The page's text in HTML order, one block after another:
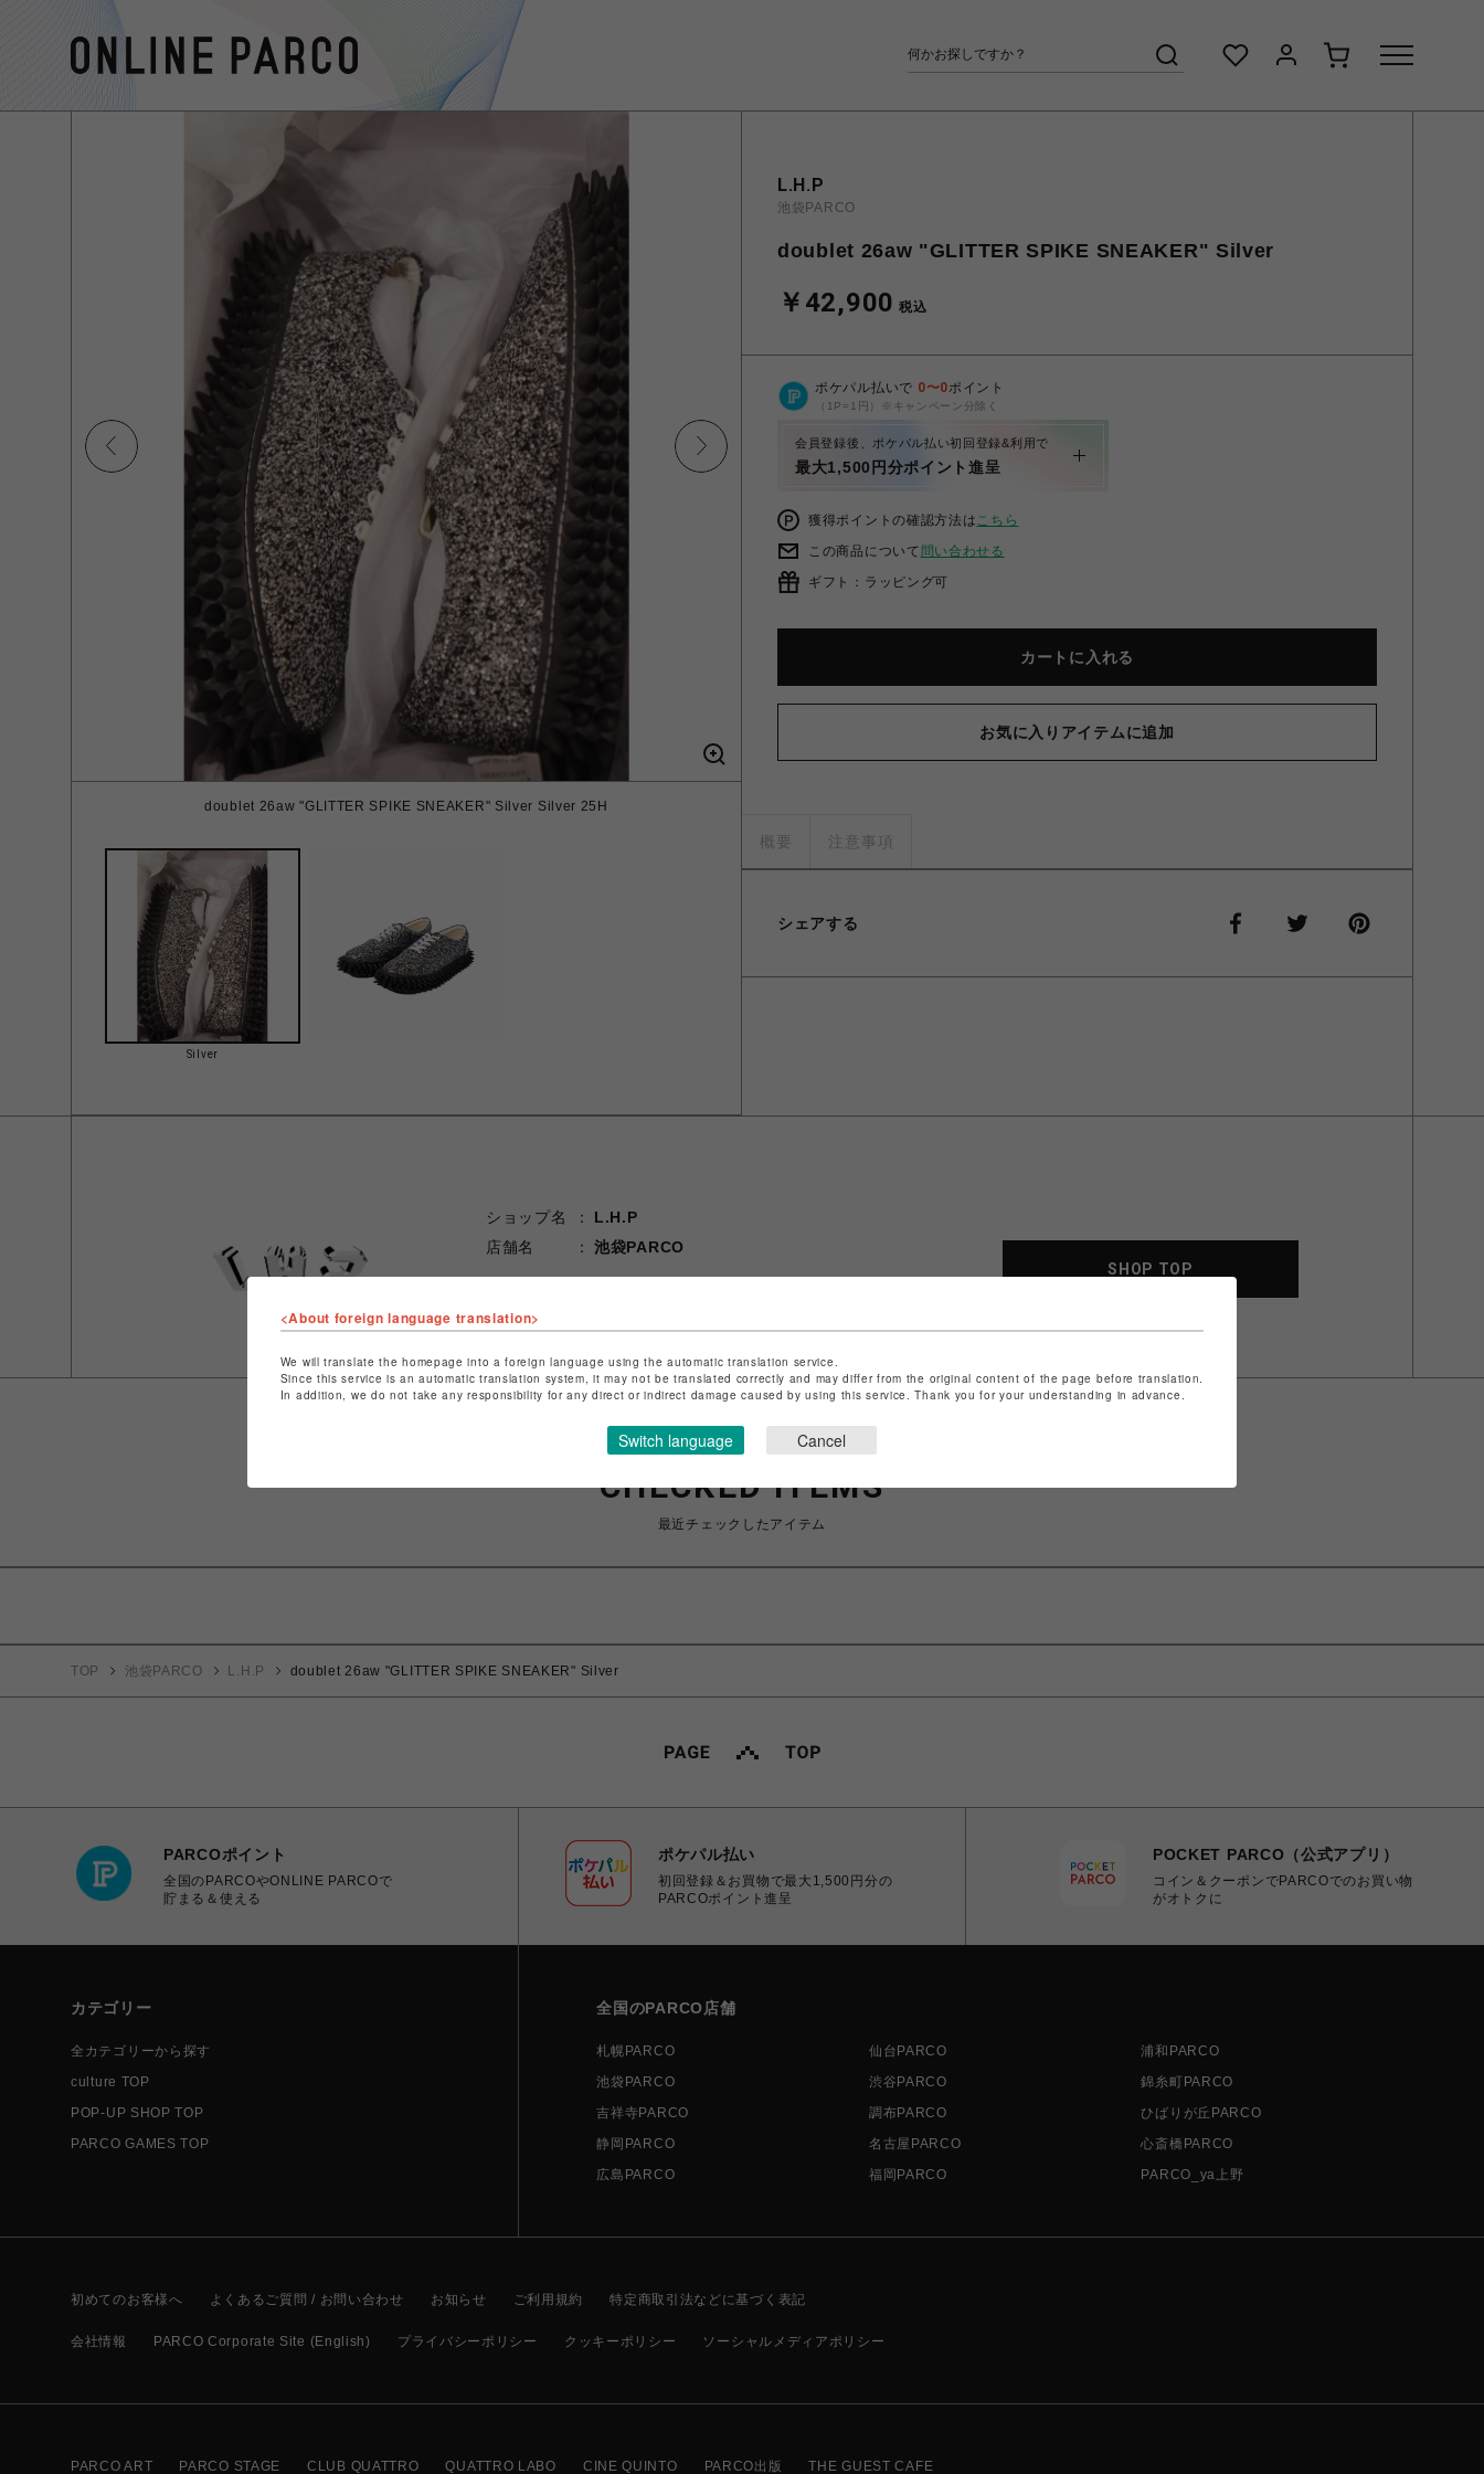
doublet 26aw "GLITTER SPIKE SNEAKER" Silver Silver 25H
Silver
L.H.P
池袋PARCO
doublet 26aw "GLITTER SPIKE SNEAKER" Silver
￥42,900 税込
ポケパル払いで 0〜0ポイント
（1P=1円）※キャンペーン分除く
会員登録後、ポケパル払い初回登録&利用で
最大1,500円分ポイント進呈
獲得ポイントの確認方法はこちら
この商品について 問い合わせる
ギフト：ラッピング可
カートに入れる
お気に入りアイテムに追加
概要 注意事項
シェアする
ショップ名
L.H.P
店舗名
池袋PARCO
ショップお問い合わせは
SHOP TOP
CHECKED ITEMS
最近チェックしたアイテム
TOP 池袋PARCO L.H.P doublet 26aw "GLITTER SPIKE SNEAKER" Silver
PARCOポイント
全国のPARCOやONLINE PARCOで
貯まる＆使える
ポケパル払い
初回登録＆お買物で最大1,500円分の
PARCOポイント進呈
POCKET PARCO（公式アプリ）
コイン＆クーポンでPARCOでのお買い物
がオトクに
カテゴリー
全カテゴリーから探す
culture TOP
POP-UP SHOP TOP
PARCO GAMES TOP
全国のPARCO店舗
札幌PARCO 仙台PARCO
浦和PARCO
池袋PARCO
渋谷PARCO
錦糸町PARCO
吉祥寺PARCO
調布PARCO
ひばりが丘PARCO
静岡PARCO
名古屋PARCO
心斎橋PARCO
広島PARCO
福岡PARCO PARCO_ya上野
初めてのお客様へ よくあるご質問 / お問い合わせ お知らせ ご利用規約 特定商取引法などに基づく表記
会社情報 PARCO Corporate Site (English) プライバシーポリシー クッキーポリシー ソーシャルメディアポリシー
PARCO ART PARCO STAGE CLUB QUATTRO QUATTRO LABO CINE QUINTO PARCO出版 THE GUEST CAFE
<About foreign language translation>
We will translate the homepage into a foreign language using the automatic translation service.
Since this service is an automatic translation system, it may not be translated correctly and may differ from the original content of the page before translation.
In addition, we do not take any responsibility for any direct or indirect damage caused by using this service. Thank you for your understanding in advance.
Switch language Cancel